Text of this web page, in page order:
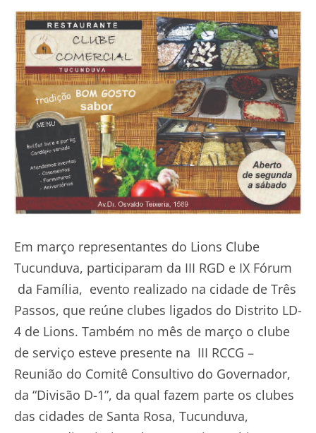
Em março representantes do Lions Clube
Tucunduva, participaram da III RGD e IX Fórum
da Família, evento realizado na cidade de Três
Passos, que reúne clubes ligados do Distrito LD-
4 de Lions. Também no mês de março o clube
de serviço esteve presente na III RCCG –
Reunião do Comitê Consultivo do Governador,
da “Divisão D-1”, da qual fazem parte os clubes
das cidades de Santa Rosa, Tucunduva,